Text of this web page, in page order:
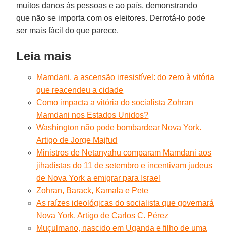
muitos danos às pessoas e ao país, demonstrando
que não se importa com os eleitores. Derrotá-lo pode
ser mais fácil do que parece.
Leia mais
Mamdani, a ascensão irresistível: do zero à vitória
que reacendeu a cidade
Como impacta a vitória do socialista Zohran
Mamdani nos Estados Unidos?
Washington não pode bombardear Nova York.
Artigo de Jorge Majfud
Ministros de Netanyahu comparam Mamdani aos
jihadistas do 11 de setembro e incentivam judeus
de Nova York a emigrar para Israel
Zohran, Barack, Kamala e Pete
As raízes ideológicas do socialista que governará
Nova York. Artigo de Carlos C. Pérez
Muçulmano, nascido em Uganda e filho de uma